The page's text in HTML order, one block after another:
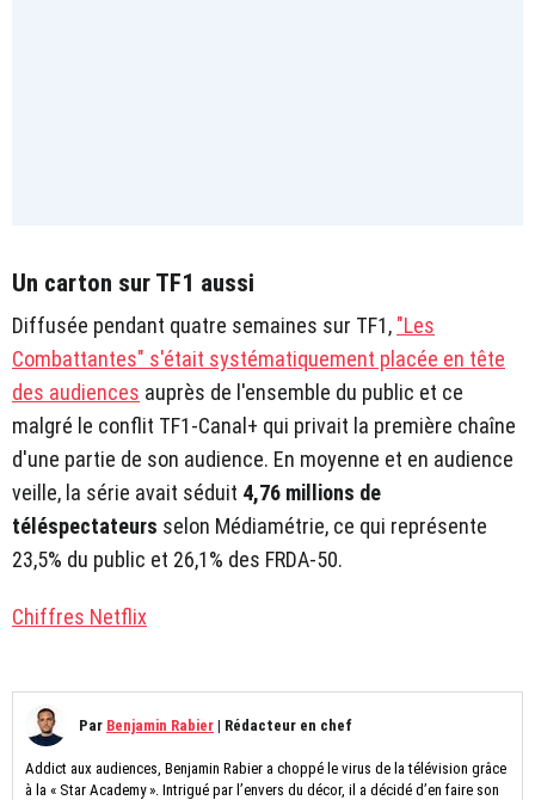
Un carton sur TF1 aussi
Diffusée pendant quatre semaines sur TF1, "Les
Combattantes" s'était systématiquement placée en tête
des audiences auprès de l'ensemble du public et ce
malgré le conflit TF1-Canal+ qui privait la première chaîne
d'une partie de son audience. En moyenne et en audience
veille, la série avait séduit 4,76 millions de
téléspectateurs selon Médiamétrie, ce qui représente
23,5% du public et 26,1% des FRDA-50.
Chiffres Netflix
Par Benjamin Rabier | Rédacteur en chef
Addict aux audiences, Benjamin Rabier a choppé le virus de la télévision grâce
à la « Star Academy ». Intrigué par l’envers du décor, il a décidé d’en faire son